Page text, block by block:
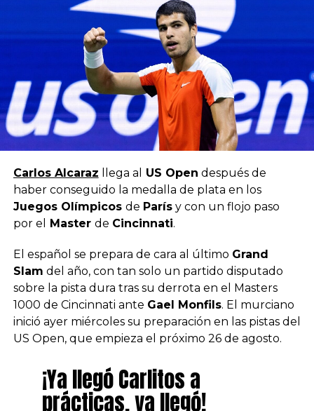
Carlos Alcaraz llega al US Open después de
haber conseguido la medalla de plata en los
Juegos Olímpicos de Parísy con un flojo paso
por el
Master de Cincinnati.
El español se prepara de cara al último Grand
Slam del año, con tan solo un partido disputado
sobre la pista dura tras su derrota en el Masters
1000 de Cincinnati ante Gael Monfils. El murciano
inició ayer miércoles su preparación en las pistas del
US Open, que empieza el próximo 26 de agosto.
¡Ya llegó Carlitos a
prácticas, ya llegó!